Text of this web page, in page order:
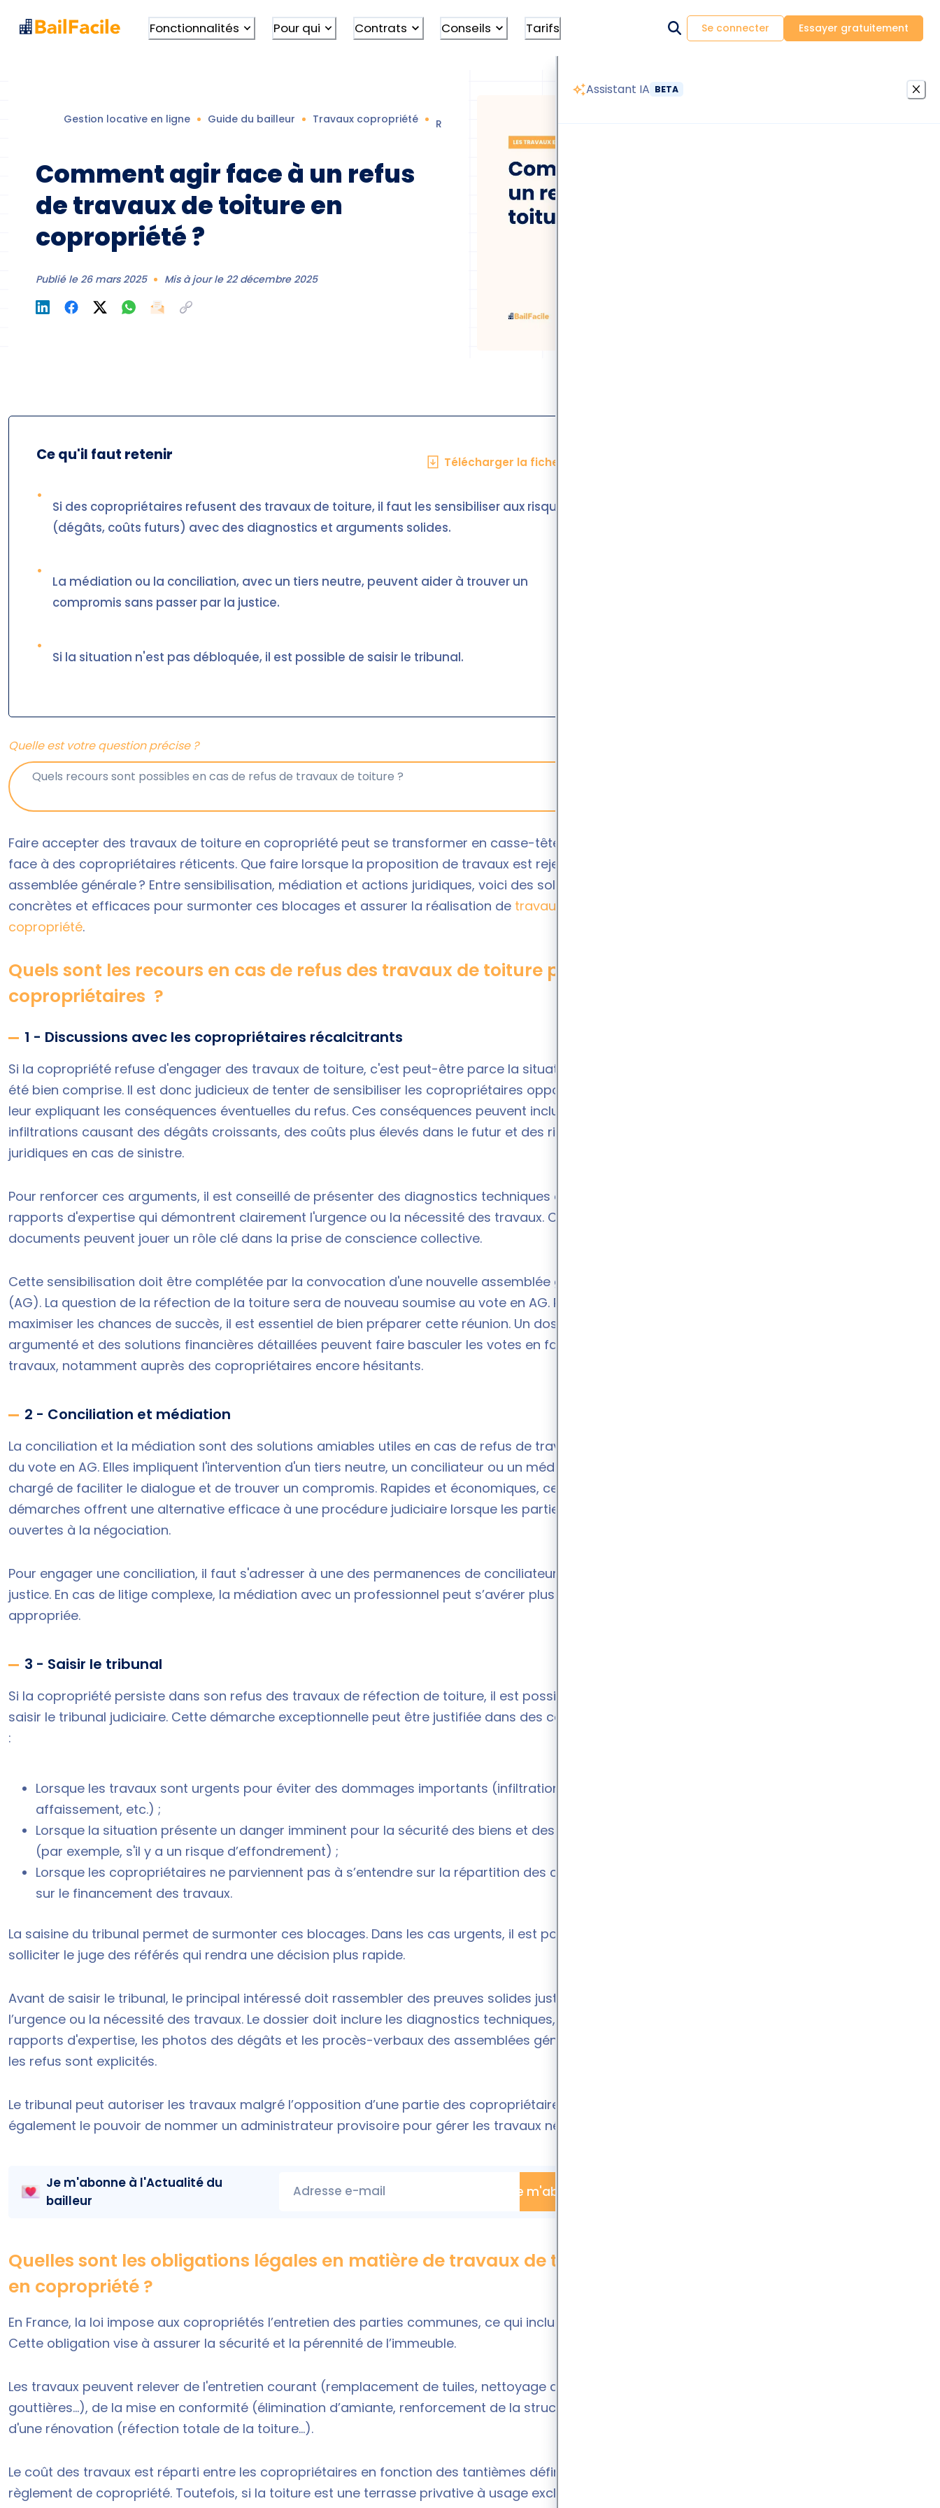
Assistant IA BETA
Fonctionnalités Pour qui Contrats Conseils Tarifs Se connecter Essayer gratuitement
Gestion locative en ligne Guide du bailleur Travaux copropriété Refus copropriété travaux toiture
Comment agir face à un refus
de travaux de toiture en
copropriété ?
Publié le 26 mars 2025 Mis à jour le 22 décembre 2025
Ce qu'il faut retenir
•
Si des copropriétaires refusent des travaux de toiture, il faut les sensibiliser aux risques
(dégâts, coûts futurs) avec des diagnostics et arguments solides.
•
La médiation ou la conciliation, avec un tiers neutre, peuvent aider à trouver un
compromis sans passer par la justice.
•
Si la situation n'est pas débloquée, il est possible de saisir le tribunal.
Télécharger la fiche en PDF
Quelle est votre question précise ?
Faire accepter des travaux de toiture en copropriété peut se transformer en casse-tête, surtout
face à des copropriétaires réticents. Que faire lorsque la proposition de travaux est rejetée en
assemblée générale ? Entre sensibilisation, médiation et actions juridiques, voici des solutions
concrètes et efficaces pour surmonter ces blocages et assurer la réalisation de travaux en
copropriété.
Quels sont les recours en cas de refus des travaux de toiture par les
copropriétaires ?
1 - Discussions avec les copropriétaires récalcitrants
Si la copropriété refuse d'engager des travaux de toiture, c'est peut-être parce la situation n'a pas
été bien comprise. Il est donc judicieux de tenter de sensibiliser les copropriétaires opposés en
leur expliquant les conséquences éventuelles du refus. Ces conséquences peuvent inclure des
infiltrations causant des dégâts croissants, des coûts plus élevés dans le futur et des risques
juridiques en cas de sinistre.
Pour renforcer ces arguments, il est conseillé de présenter des diagnostics techniques ou des
rapports d'expertise qui démontrent clairement l'urgence ou la nécessité des travaux. Ces
documents peuvent jouer un rôle clé dans la prise de conscience collective.
Cette sensibilisation doit être complétée par la convocation d'une nouvelle assemblée générale
(AG). La question de la réfection de la toiture sera de nouveau soumise au vote en AG. Pour
maximiser les chances de succès, il est essentiel de bien préparer cette réunion. Un dossier bien
argumenté et des solutions financières détaillées peuvent faire basculer les votes en faveur des
travaux, notamment auprès des copropriétaires encore hésitants.
2 - Conciliation et médiation
La conciliation et la médiation sont des solutions amiables utiles en cas de refus de travaux lors
du vote en AG. Elles impliquent l'intervention d'un tiers neutre, un conciliateur ou un médiateur,
chargé de faciliter le dialogue et de trouver un compromis. Rapides et économiques, ces
démarches offrent une alternative efficace à une procédure judiciaire lorsque les parties restent
ouvertes à la négociation.
Pour engager une conciliation, il faut s'adresser à une des permanences de conciliateurs de
justice. En cas de litige complexe, la médiation avec un professionnel peut s’avérer plus
appropriée.
3 - Saisir le tribunal
Si la copropriété persiste dans son refus des travaux de réfection de toiture, il est possible de
saisir le tribunal judiciaire. Cette démarche exceptionnelle peut être justifiée dans des cas comme
:
Lorsque les travaux sont urgents pour éviter des dommages importants (infiltrations,
affaissement, etc.) ;
Lorsque la situation présente un danger imminent pour la sécurité des biens et des personnes
(par exemple, s'il y a un risque d’effondrement) ;
Lorsque les copropriétaires ne parviennent pas à s’entendre sur la répartition des coûts ou
sur le financement des travaux.
La saisine du tribunal permet de surmonter ces blocages. Dans les cas urgents, il est possible de
solliciter le juge des référés qui rendra une décision plus rapide.
Avant de saisir le tribunal, le principal intéressé doit rassembler des preuves solides justifiant
l’urgence ou la nécessité des travaux. Le dossier doit inclure les diagnostics techniques, les
rapports d'expertise, les photos des dégâts et les procès-verbaux des assemblées générales où
les refus sont explicités.
Le tribunal peut autoriser les travaux malgré l’opposition d’une partie des copropriétaires. Il a
également le pouvoir de nommer un administrateur provisoire pour gérer les travaux nécessaires.
Je m'abonne à l'Actualité du
bailleur
Adresse e-mail Je m'abonne
Quelles sont les obligations légales en matière de travaux de toiture
en copropriété ?
En France, la loi impose aux copropriétés l’entretien des parties communes, ce qui inclut la toiture.
Cette obligation vise à assurer la sécurité et la pérennité de l’immeuble.
Les travaux peuvent relever de l'entretien courant (remplacement de tuiles, nettoyage des
gouttières...), de la mise en conformité (élimination d’amiante, renforcement de la structure...) ou
d'une rénovation (réfection totale de la toiture...).
Le coût des travaux est réparti entre les copropriétaires en fonction des tantièmes définis dans le
règlement de copropriété. Toutefois, si la toiture est une terrasse privative à usage exclusif d’un